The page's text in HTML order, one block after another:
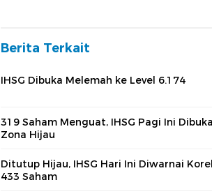
Berita Terkait
IHSG Dibuka Melemah ke Level 6.174
319 Saham Menguat, IHSG Pagi Ini
Zona Hijau
Ditutup Hijau, IHSG Hari Ini Diwarnai
433 Saham